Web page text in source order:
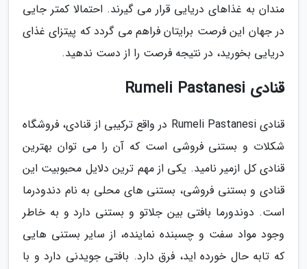
مندان به غذاهای دریایی قرار می گیرند. احتمالا کمتر جایی
در جهان این فرصت برایتان فراهم می گردد که پیتزای غذای
دریایی بخورید، در نتیجه فرصت را از دست ندهید.
قنادی Rumeli Pastanesi
قنادی Rumeli Pastanesi در واقع ترکیبی از قنادی، فروشگاه
شکلات و بستنی فروشی است که آن را می توان بهترین
قنادی کل ازمیر نامید. یکی از مهم ترین دلایل محبوبیت این
قنادی و بستنی فروشی، بستنی های محلی به نام دندودرما
است. دوندورما بافتی بین جلاتو و بستنی دارد و به خاطر
وجود مواد سفت و چسبنده نماینده، از سایر بستنی هایی
که تابه حال خورده اید، فرق دارد. بافتی جویدنی دارد و با